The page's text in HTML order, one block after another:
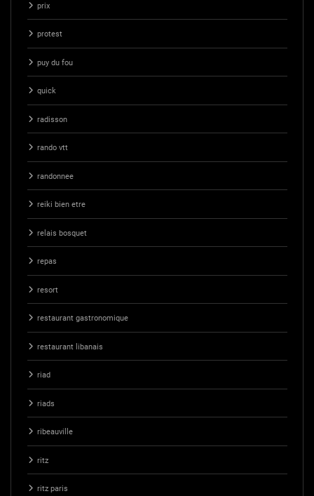
prix
protest
puy du fou
quick
radisson
rando vtt
randonnee
reiki bien etre
relais bosquet
repas
resort
restaurant gastronomique
restaurant libanais
riad
riads
ribeauville
ritz
ritz paris